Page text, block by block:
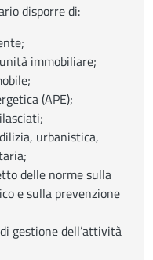
disporre di:
immobiliare;
(APE);
urbanistica,
delle norme sulla
e sulla prevenzione
gestione dell’attività